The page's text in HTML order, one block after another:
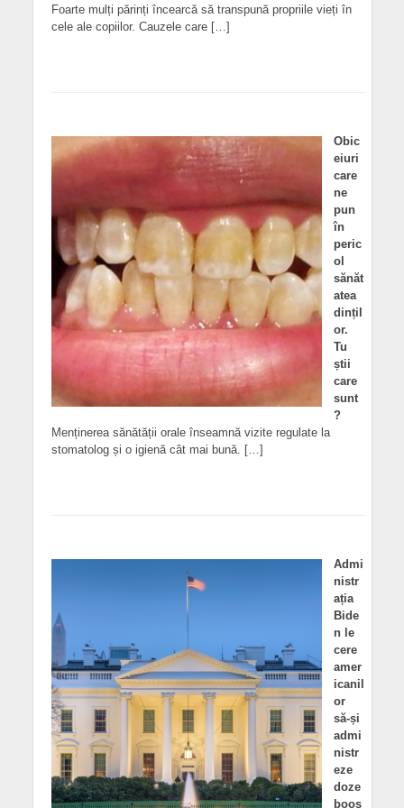
Foarte mulți părinți încearcă să transpună propriile vieți în
cele ale copiilor. Cauzele care […]
Obic
eiuri
care
ne
pun
în
peric
ol
sănăt
atea
dințil
or.
Tu
știi
care
sunt
?
Menținerea sănătății orale înseamnă vizite regulate la
stomatolog și o igienă cât mai bună. […]
Admi
nistr
ația
Bide
n le
cere
amer
icanil
or
să-și
admi
nistr
eze
doze
boos